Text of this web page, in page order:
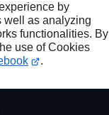
by
well as analyzing
functionalities. By
use of Cookies
.